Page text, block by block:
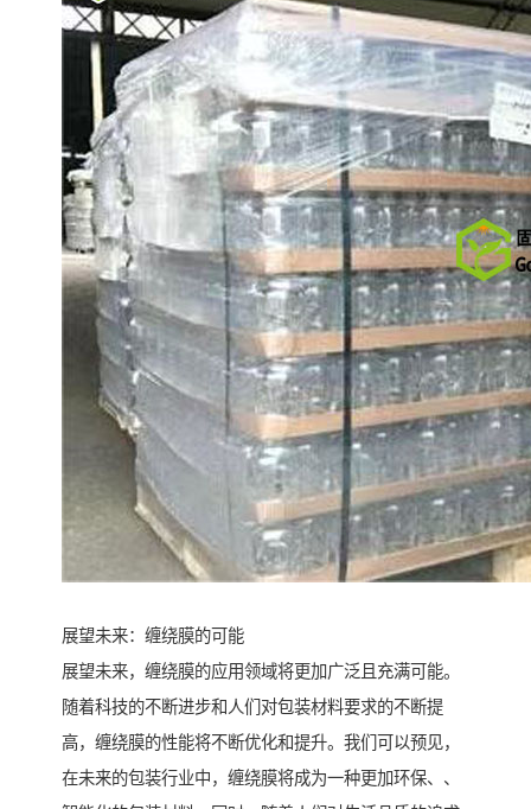
展望未来：缠绕膜的可能
展望未来，缠绕膜的应用领域将更加广泛且充满可能。
随着科技的不断进步和人们对包装材料要求的不断提
高，缠绕膜的性能将不断优化和提升。我们可以预见，
在未来的包装行业中，缠绕膜将成为一种更加环保、、